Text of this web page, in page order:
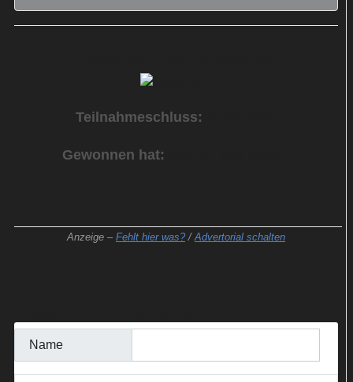
Teilnahmeschluss:
Gewonnen hat:
Anzeige – Fehlt hier was? /Advertorial schalten
Name